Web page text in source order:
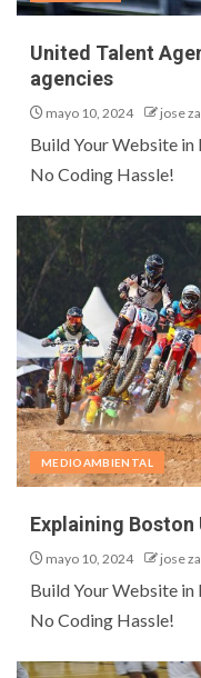
United Talent
agencies
mayo 10, 2024 jose
Build Your Website
No Coding Hassle!
MEDIOAMBIENTAL
Explaining
mayo 10, 2024 jose
Build Your Website
No Coding Hassle!